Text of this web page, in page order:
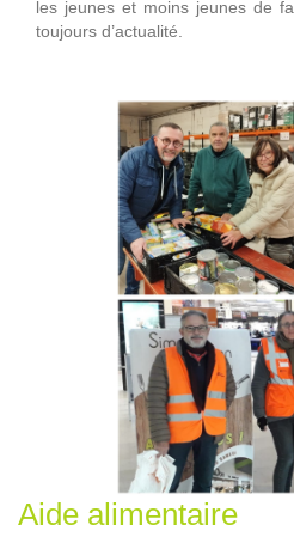
les jeunes et moins jeunes de
toujours d’actualité.
Aide alimentaire